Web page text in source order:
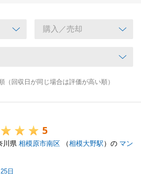
（回収日が同じ場合は評価が高い順）
5
川県 相模原市南区 （相模大野駅）の マン
日